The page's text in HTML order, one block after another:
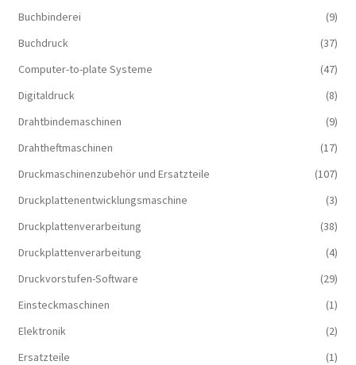
Buchbinderei
(9)
Buchdruck
(37)
Computer-to-plate Systeme
(47)
Digitaldruck
(8)
Drahtbindemaschinen
(9)
Drahtheftmaschinen
(17)
Druckmaschinenzubehör und Ersatzteile
(107)
Druckplattenentwicklungsmaschine
(3)
Druckplattenverarbeitung
(38)
Druckplattenverarbeitung
(4)
Druckvorstufen-Software
(29)
Einsteckmaschinen
(1)
Elektronik
(2)
Ersatzteile
(1)